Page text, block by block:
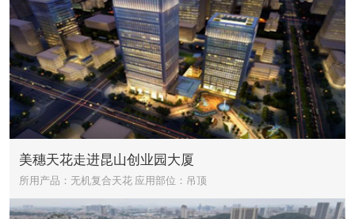
美穗天花走进昆山创业园大厦
所用产品：无机复合天花 应用部位：吊顶